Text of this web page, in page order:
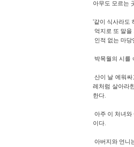
아무도 모르는
'같이 식사라도
억지로 또 말
인적 없는 마
박목월의 시를
산이 날 에워싸
레처럼 살아라
한다.
아주 이 처녀
이다.
아버지와 언니